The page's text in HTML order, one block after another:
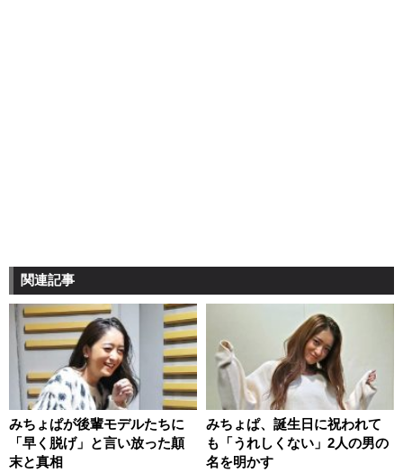
関連記事
みちょぱが後輩モデルたちに
「早く脱げ」と言い放った顛
末と真相
みちょぱ、誕生日に祝われて
も「うれしくない」2人の男の
名を明かす